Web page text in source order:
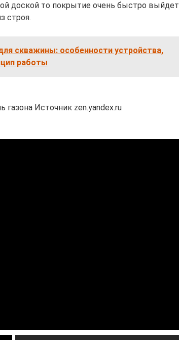
доской то покрытие очень быстро выйдет
строя.
скважины: особенности устройства,
работы
Источник zen.yandex.ru